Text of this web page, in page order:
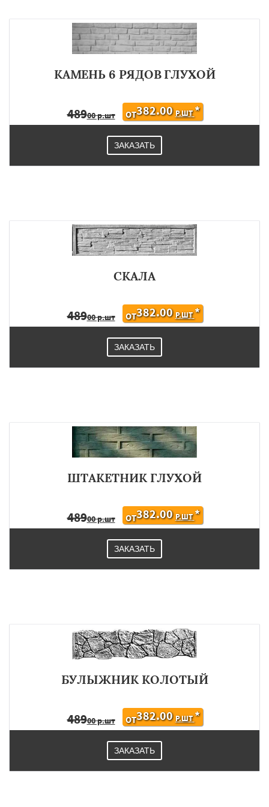
КАМЕНЬ 6 РЯДОВ ГЛУХОЙ
48900 р.шт ОТ382.00 Р.ШТ*
ЗАКАЗАТЬ
СКАЛА
48900 р.шт ОТ382.00 Р.ШТ*
ЗАКАЗАТЬ
ШТАКЕТНИК ГЛУХОЙ
48900 р.шт ОТ382.00 Р.ШТ*
ЗАКАЗАТЬ
БУЛЫЖНИК КОЛОТЫЙ
48900 р.шт ОТ382.00 Р.ШТ*
ЗАКАЗАТЬ